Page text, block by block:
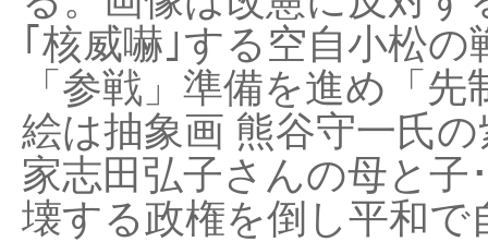
｢核威嚇｣する空自小松
「参戦」準備を進め「
絵は抽象画 熊谷守一氏
家志田弘子さんの母と子
壊する政権を倒し平和